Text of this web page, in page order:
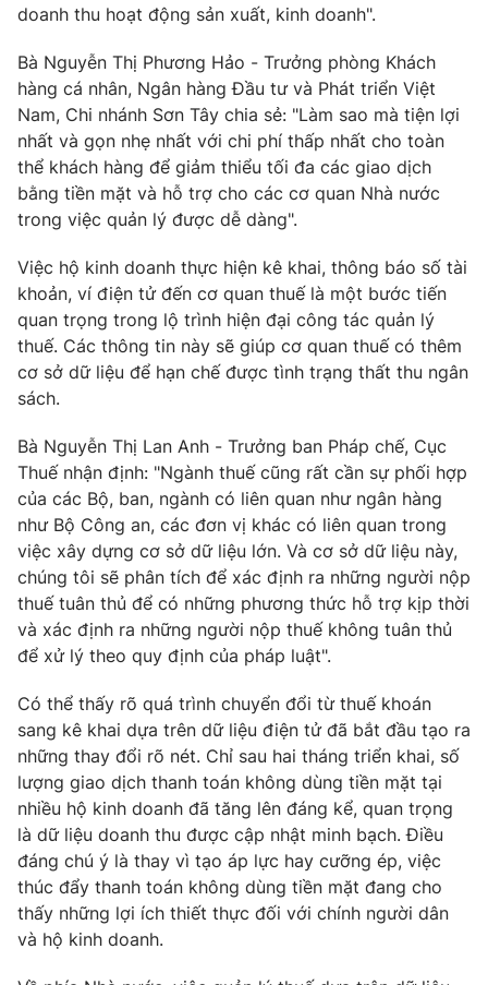
doanh thu hoạt động sản xuất, kinh doanh".
Bà Nguyễn Thị Phương Hảo - Trưởng phòng Khách
hàng cá nhân, Ngân hàng Đầu tư và Phát triển Việt
Nam, Chi nhánh Sơn Tây chia sẻ: "Làm sao mà tiện lợi
nhất và gọn nhẹ nhất với chi phí thấp nhất cho toàn
thể khách hàng để giảm thiểu tối đa các giao dịch
bằng tiền mặt và hỗ trợ cho các cơ quan Nhà nước
trong việc quản lý được dễ dàng".
Việc hộ kinh doanh thực hiện kê khai, thông báo số tài
khoản, ví điện tử đến cơ quan thuế là một bước tiến
quan trọng trong lộ trình hiện đại công tác quản lý
thuế. Các thông tin này sẽ giúp cơ quan thuế có thêm
cơ sở dữ liệu để hạn chế được tình trạng thất thu ngân
sách.
Bà Nguyễn Thị Lan Anh - Trưởng ban Pháp chế, Cục
Thuế nhận định: "Ngành thuế cũng rất cần sự phối hợp
của các Bộ, ban, ngành có liên quan như ngân hàng
như Bộ Công an, các đơn vị khác có liên quan trong
việc xây dựng cơ sở dữ liệu lớn. Và cơ sở dữ liệu này,
chúng tôi sẽ phân tích để xác định ra những người nộp
thuế tuân thủ để có những phương thức hỗ trợ kịp thời
và xác định ra những người nộp thuế không tuân thủ
để xử lý theo quy định của pháp luật".
Có thể thấy rõ quá trình chuyển đổi từ thuế khoán
sang kê khai dựa trên dữ liệu điện tử đã bắt đầu tạo ra
những thay đổi rõ nét. Chỉ sau hai tháng triển khai, số
lượng giao dịch thanh toán không dùng tiền mặt tại
nhiều hộ kinh doanh đã tăng lên đáng kể, quan trọng
là dữ liệu doanh thu được cập nhật minh bạch. Điều
đáng chú ý là thay vì tạo áp lực hay cưỡng ép, việc
thúc đẩy thanh toán không dùng tiền mặt đang cho
thấy những lợi ích thiết thực đối với chính người dân
và hộ kinh doanh.